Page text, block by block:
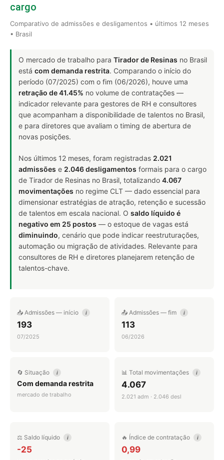
cargo
Comparativo de admissões e desligamentos • últimos 12 meses
• Brasil
O mercado de trabalho para Tirador de Resinas no Brasil
está com demanda restrita. Comparando o início do
período (07/2025) com o fim (06/2026), houve uma
retração de 41.45% no volume de contratações —
indicador relevante para gestores de RH e consultores
que acompanham a disponibilidade de talentos no Brasil,
e para diretores que avaliam o timing de abertura de
novas posições.
Nos últimos 12 meses, foram registradas 2.021
admissões e 2.046 desligamentos formais para o cargo
de Tirador de Resinas no Brasil, totalizando 4.067
movimentações no regime CLT — dado essencial para
dimensionar estratégias de atração, retenção e sucessão
de talentos em escala nacional. O saldo líquido é
negativo em 25 postos — o estoque de vagas está
diminuindo, cenário que pode indicar reestruturações,
automação ou migração de atividades. Relevante para
consultores de RH e diretores planejarem retenção de
talentos-chave.
📥 Admissões — início i
193
07/2025
📤 Admissões — fim i
113
06/2026
🔄 Situação i
Com demanda restrita
mercado de trabalho
📊 Total movimentações i
4.067
2.021 adm · 2.046 desl
⚖️ Saldo líquido i
-25
🔥 Índice de contratação i
0,99